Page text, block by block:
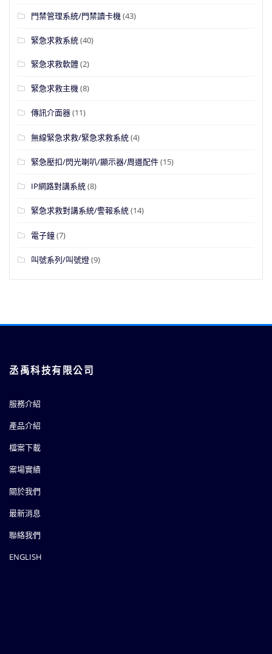
門禁管理系統/門禁讀卡機(43)
緊急求救系統(40)
緊急求救軟體(2)
緊急求救主機(8)
傳訊介面器(11)
無線緊急求救/緊急求救系統(4)
緊急壓扣/閃光喇叭/顯示器/周邊配件(15)
IP網路對講系統(8)
緊急求救對講系統/警報系統(14)
電子鐘(7)
叫號系列/叫號燈(9)
丞禹科技有限公司
服務介紹
產品介紹
檔案下載
案場實績
關於我們
最新消息
聯絡我們
ENGLISH